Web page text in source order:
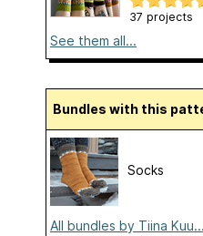
37 projects
See them all...
Bundles with this
Socks
All bundles by Tiina Kuu...